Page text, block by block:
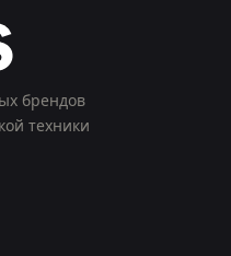
брендов
техники